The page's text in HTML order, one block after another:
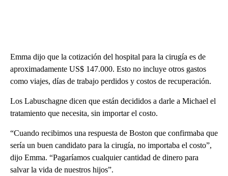
Emma dijo que la cotización del hospital para la cirugía es de
aproximadamente US$ 147.000. Esto no incluye otros gastos
como viajes, días de trabajo perdidos y costos de recuperación.
Los Labuschagne dicen que están decididos a darle a Michael el
tratamiento que necesita, sin importar el costo.
“Cuando recibimos una respuesta de Boston que confirmaba que
sería un buen candidato para la cirugía, no importaba el costo”,
dijo Emma. “Pagaríamos cualquier cantidad de dinero para
salvar la vida de nuestros hijos”.